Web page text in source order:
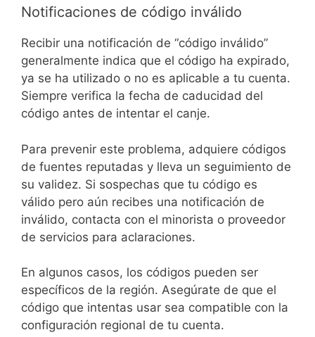
Notificaciones de código inválido
Recibir una notificación de “código inválido”
generalmente indica que el código ha expirado,
ya se ha utilizado o no es aplicable a tu cuenta.
Siempre verifica la fecha de caducidad del
código antes de intentar el canje.
Para prevenir este problema, adquiere códigos
de fuentes reputadas y lleva un seguimiento de
su validez. Si sospechas que tu código es
válido pero aún recibes una notificación de
inválido, contacta con el minorista o proveedor
de servicios para aclaraciones.
En algunos casos, los códigos pueden ser
específicos de la región. Asegúrate de que el
código que intentas usar sea compatible con la
configuración regional de tu cuenta.